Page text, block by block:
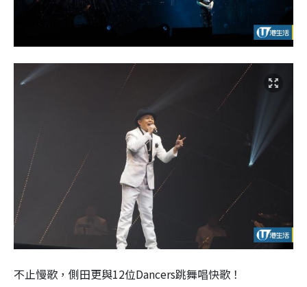
不止慢歌，側田更與12位Dancers跳舞唱快歌！